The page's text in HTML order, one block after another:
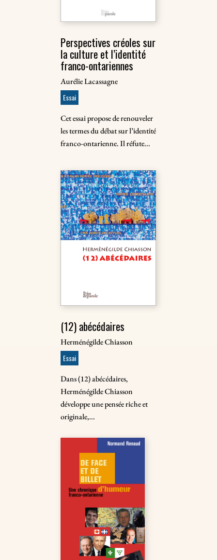
Perspectives créoles sur
la culture et l’identité
franco-ontariennes
Aurélie Lacassagne
Essai
Cet essai propose de renouveler
les termes du débat sur l’identité
franco-ontarienne. Il réfute...
(12) abécédaires
Herménégilde Chiasson
Essai
Dans (12) abécédaires,
Herménégilde Chiasson
développe une pensée riche et
originale,...